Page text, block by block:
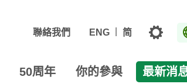
聯絡我們 ENG 简 主題
50周年 你的參與 最新消